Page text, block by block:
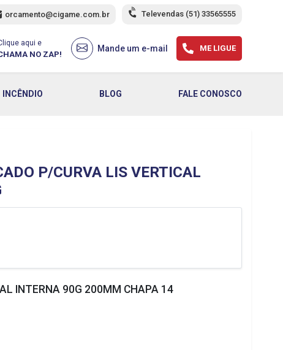
orcamento@cigame.com.br Televendas (51) 33565555
aqui e
NO ZAP!
Mande um e-mail ME LIGUE
INCÊNDIO BLOG FALE CONOSCO
P/CURVA LIS VERTICAL
INTERNA 90G 200MM CHAPA 14